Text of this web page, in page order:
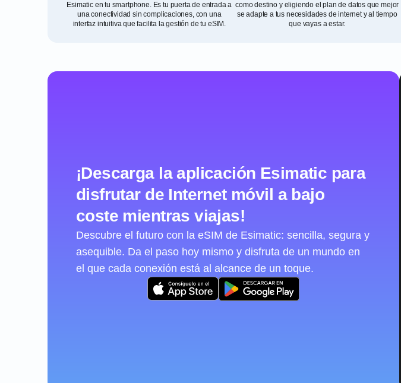
Esimatic en tu smartphone. Es tu puerta de entrada a
una conectividad sin complicaciones, con una
interfaz intuitiva que facilita la gestión de tu eSIM.
como destino y eligiendo el plan de datos que mejor
se adapte a tus necesidades de internet y al tiempo
que vayas a estar.
¡Descarga la aplicación Esimatic para
disfrutar de Internet móvil a bajo
coste mientras viajas!
Descubre el futuro con la eSIM de Esimatic: sencilla, segura y
asequible. Da el paso hoy mismo y disfruta de un mundo en
el que cada conexión está al alcance de un toque.